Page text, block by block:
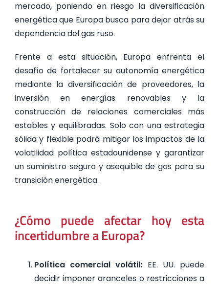
mercado, poniendo en riesgo la diversificación
energética que Europa busca para dejar atrás su
dependencia del gas ruso.
Frente a esta situación, Europa enfrenta el
desafío de fortalecer su autonomía energética
mediante la diversificación de proveedores, la
inversión en energías renovables y la
construcción de relaciones comerciales más
estables y equilibradas. Solo con una estrategia
sólida y flexible podrá mitigar los impactos de la
volatilidad política estadounidense y garantizar
un suministro seguro y asequible de gas para su
transición energética.
¿Cómo puede afectar hoy esta
incertidumbre a Europa?
Política comercial volátil: EE. UU. puede
decidir imponer aranceles o restricciones a